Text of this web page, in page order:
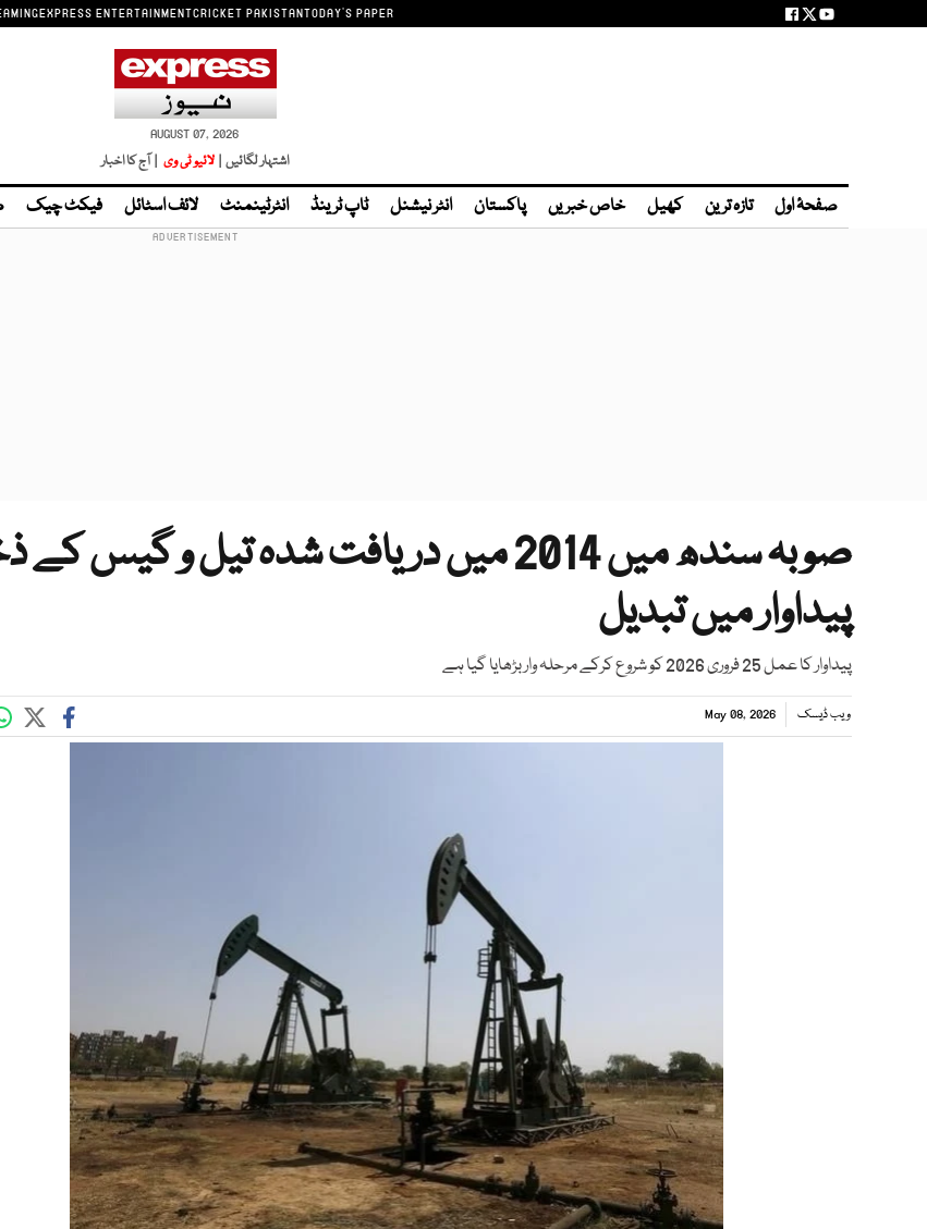
EXPRESS ENTERTAINMENTCRICKET PAKISTANTODAY'S PAPER
AUGUST 07, 2026
اشتہار لگائیں | لائیو ٹی وی | آج کا اخبار
صفحۂ اول تازہ ترین کھیل خاص خبریں پاکستان انٹر نیشنل ٹاپ ٹرینڈ انٹرٹینمنٹ لائف اسٹائل فیکٹ چیک
صوبہ سندھ میں 2014 میں دریافت شدہ تیل و گیس کے
پیداوار میں تبدیل
پیداوار کا عمل 25 فروری 2026 کو شروع کرکے مرحلہ وار بڑھایا گیا ہے
ویب ڈیسک May 08, 2026